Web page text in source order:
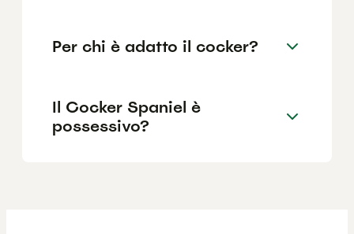
Per chi è adatto il cocker?
Il Cocker Spaniel è
possessivo?